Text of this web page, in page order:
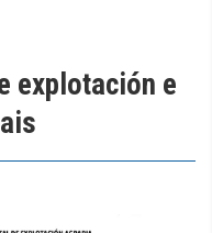
explotación e